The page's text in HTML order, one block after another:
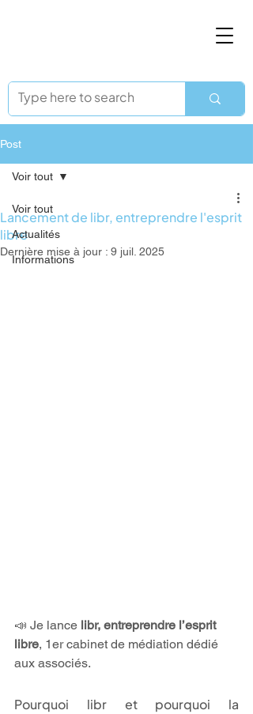
Post
Voir tout
Actualités
Informations
Voir tout
Lancement de libr, entreprendre l'esprit
libre
Dernière mise à jour : 9 juil. 2025
📣 Je lance libr, entreprendre l’esprit
libre, 1er cabinet de médiation dédié
aux associés.
Pourquoi libr et pourquoi la